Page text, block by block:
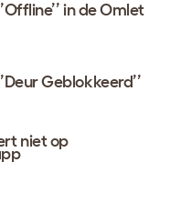
in de Omlet
Geblokkeerd’’
niet op